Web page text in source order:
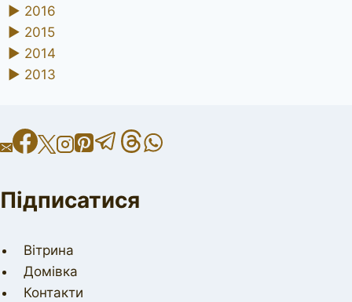
► 2016
► 2015
► 2014
► 2013
Підписатися
Вітрина
Домівка
Контакти